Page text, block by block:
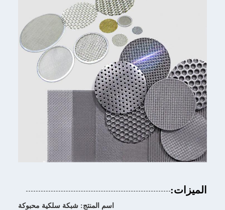
الميزات:
اسم المنتج: شبكة سلكية محبوكة